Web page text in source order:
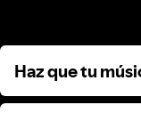
Haz que tu
Haz que tu